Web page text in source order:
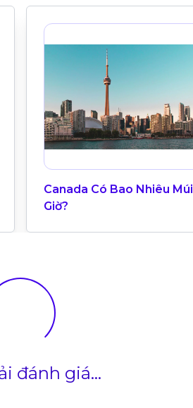
Canada Có Bao Nhiêu Múi
Giờ?
đánh giá...